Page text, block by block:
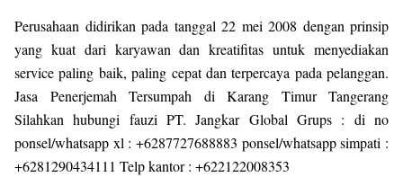
Perusahaan didirikan pada tanggal 22 mei 2008 dengan prinsip
yang kuat dari karyawan dan kreatifitas untuk menyediakan
service paling baik, paling cepat dan terpercaya pada pelanggan.
Jasa Penerjemah Tersumpah di Karang Timur Tangerang
Silahkan hubungi fauzi PT. Jangkar Global Grups : di no
ponsel/whatsapp xl : +6287727688883 ponsel/whatsapp simpati :
+6281290434111 Telp kantor : +622122008353